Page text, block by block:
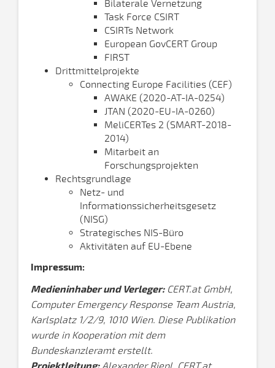
Bilaterale Vernetzung
Task Force CSIRT
CSIRTs Network
European GovCERT Group
FIRST
Drittmittelprojekte
Connecting Europe Facilities (CEF)
AWAKE (2020-AT-IA-0254)
JTAN (2020-EU-IA-0260)
MeliCERTes 2 (SMART-2018-
2014)
Mitarbeit an
Forschungsprojekten
Rechtsgrundlage
Netz- und
Informationssicherheitsgesetz
(NISG)
Strategisches NIS-Büro
Aktivitäten auf EU-Ebene
Impressum:
Medieninhaber und Verleger:CERT.at GmbH,
Computer Emergency Response Team Austria,
Karlsplatz 1/2/9, 1010 Wien. Diese Publikation
wurde in Kooperation mit dem
Bundeskanzleramt erstellt.